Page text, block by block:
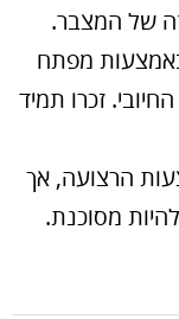
של המצבר.
מפתח
זכרו תמיד
הרצועה, אך
מסוכנת.